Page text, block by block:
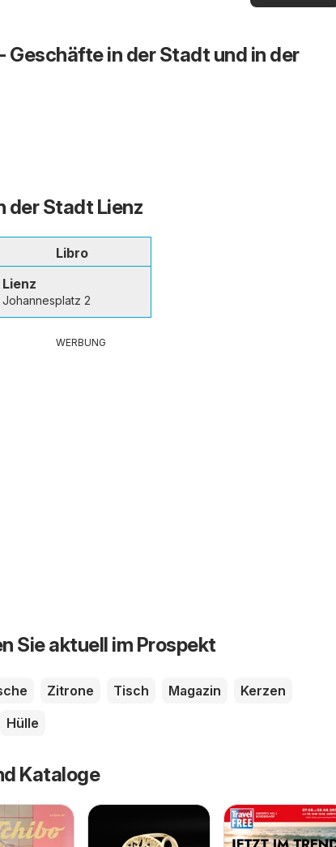
entdecken
Geschäfte in der Stadt und in der
der Stadt Lienz
Libro
Lienz
Johannesplatz 2
WERBUNG
Sie aktuell im Prospekt
Zitrone Tisch Magazin
Kerzen
Hülle
Kataloge